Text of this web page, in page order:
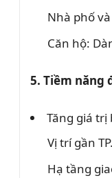
Nhà phố
Căn hộ:
5. Tiềm năng
Tăng giá trị
Vị trí gần
Hạ tầng